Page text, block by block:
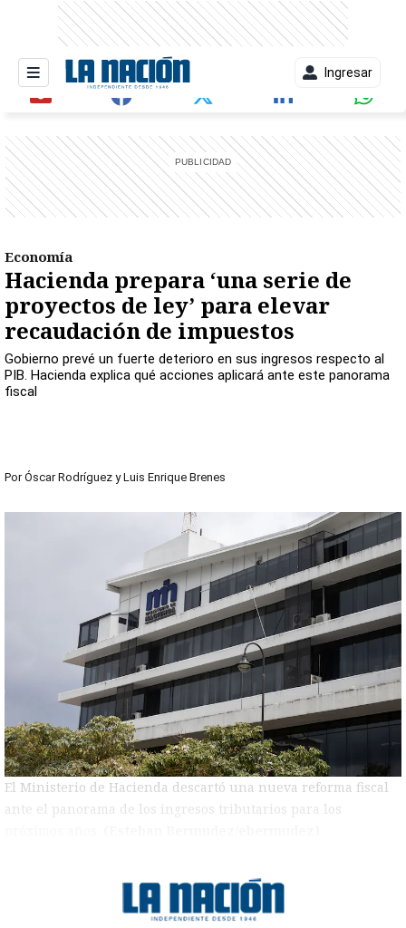
Ingresar
Economía
Hacienda prepara ‘una serie de
proyectos de ley’ para elevar
recaudación de impuestos
Gobierno prevé un fuerte deterioro en sus ingresos respecto al
PIB. Hacienda explica qué acciones aplicará ante este panorama
fiscal
Por Óscar Rodríguez y Luis Enrique Brenes
El Ministerio de Hacienda descartó una nueva reforma fiscal
ante el panorama de los ingresos tributarios para los